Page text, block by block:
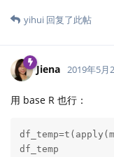
yihui 回复了此帖
Jiena 2019年5月
用 base R 也行：
df_temp